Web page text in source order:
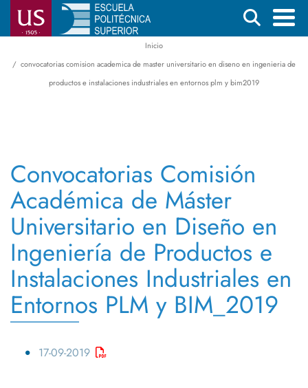
Pasar
principal
Buscar
principal
de
navegación
Inicio
convocatorias comision academica de master universitario en diseno en ingenieria de
productos e instalaciones industriales en entornos plm y bim2019
Convocatorias Comisión
Académica de Máster
Universitario en Diseño en
Ingeniería de Productos e
Instalaciones Industriales en
Entornos PLM y BIM_2019
17-09-2019